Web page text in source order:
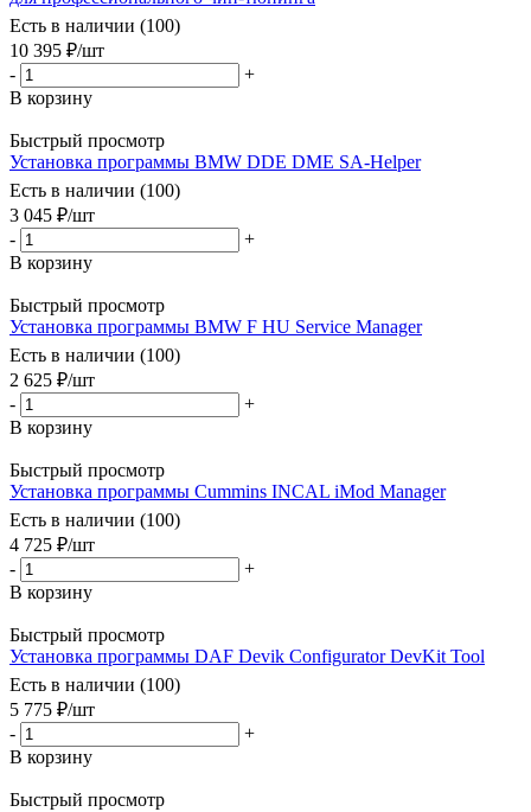
Есть в наличии (100)
10 395 ₽/шт
-
+
В корзину
Быстрый просмотр
Установка программы BMW DDE DME SA-Helper
Есть в наличии (100)
3 045 ₽/шт
-
+
В корзину
Быстрый просмотр
Установка программы BMW F HU Service Manager
Есть в наличии (100)
2 625 ₽/шт
-
+
В корзину
Быстрый просмотр
Установка программы Cummins INCAL iMod Manager
Есть в наличии (100)
4 725 ₽/шт
-
+
В корзину
Быстрый просмотр
Установка программы DAF Devik Configurator DevKit Tool
Есть в наличии (100)
5 775 ₽/шт
-
+
В корзину
Быстрый просмотр